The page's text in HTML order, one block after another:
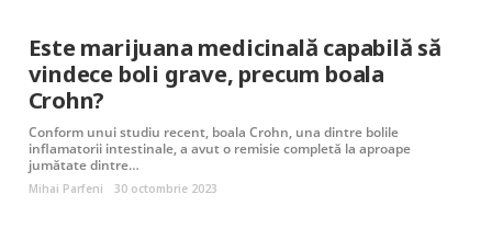
Este marijuana medicinală capabilă să
vindece boli grave, precum boala
Crohn?
Conform unui studiu recent, boala Crohn, una dintre bolile
inflamatorii intestinale, a avut o remisie completă la aproape
jumătate dintre…
Mihai Parfeni 30 octombrie 2023